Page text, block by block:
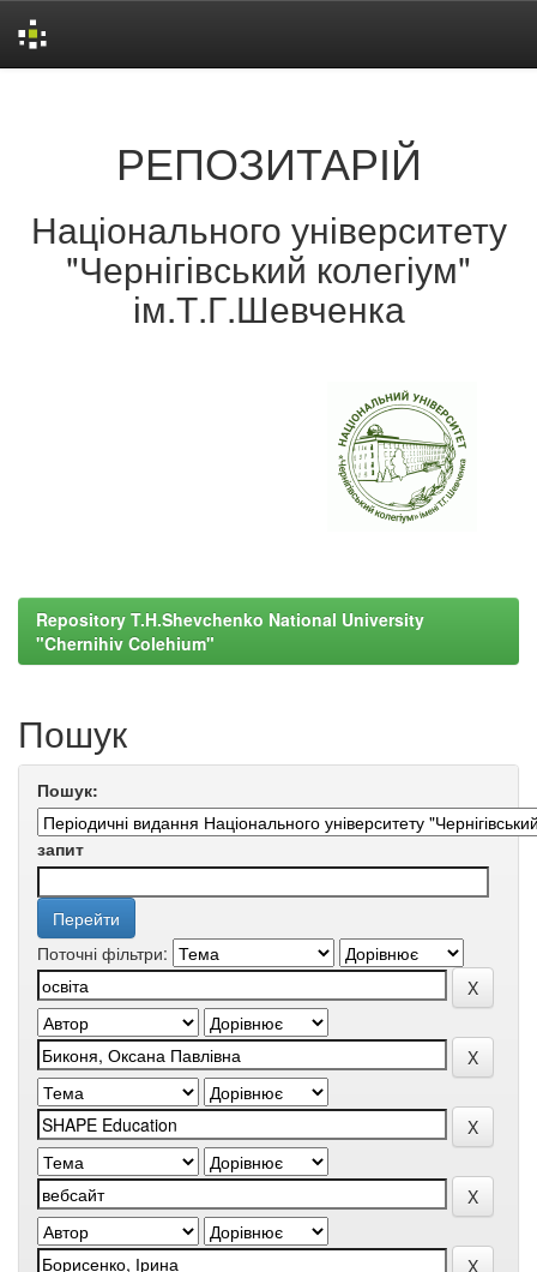
РЕПОЗИТАРІЙ
Національного університету
"Чернігівський колегіум"
ім.Т.Г.Шевченка
Repository T.H.Shevchenko National University
"Chernihiv Colehium"
Пошук
Пошук:
запит
Поточні фільтри: